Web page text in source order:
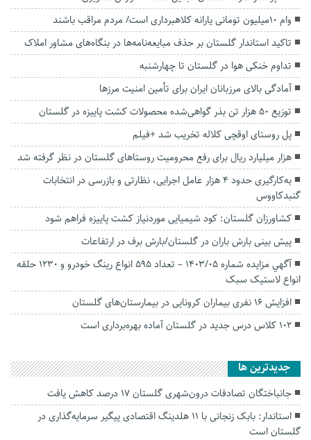
وام ۱۰میلیون‌ تومانی یارانه کلاهبرداری است/ مردم مراقب باشند
تاکید استاندار گلستان بر حذف مبایعه‌نامه‌ها در بنگاه‌های مشاور املاک
تداوم خنکی هوا در گلستان تا چهارشنبه
آمادگی بالای مرزبانان ایران برای تأمین امنیت مرزها
توزیع ۵۰ هزار تن بذر گواهی‌شده محصولات کشت پاییزه در گلستان
پل روستای اوقچی کلاله تخریب شد +فیلم
هزار میلیارد ریال برای رفع محرومیت‌ روستاهای گلستان در نظر گرفته شد
به‌کارگیری حدود ۴ هزار عامل اجرایی، نظارتی و بازرسی در انتخابات
گنبدکاووس
کشاورزان گلستان: کود شیمیایی موردنیاز کشت پاییزه فراهم شود
پیش بینی بارش باران در گلستان/بارش برف در ارتفاعات
آگهي مزايده شماره 1403/05 – تعداد 595 انواع رینگ خودرو و 1230 حلقه
انواع لاستیک سبک
افزایش ۱۶ نفری بیماران کرونایی در بیمارستان‌های گلستان
۱۰۲ کلاس درس جدید در گلستان آماده بهره‌برداری است
جديدترين ها
جانباختگان تصادفات درون‌شهری گلستان ۱۷ درصد کاهش یافت
استاندار: بابک زنجانی با ۱۱ هلدینگ اقتصادی پیگیر سرمایه‌گذاری در
گلستان است